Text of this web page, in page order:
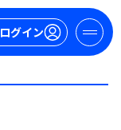
ログイン